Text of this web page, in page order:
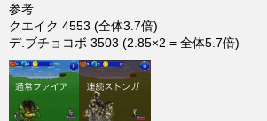
参考
クエイク 4553 (全体3.7倍)
デ.ブチョコボ 3503 (2.85×2 = 全体5.7倍)